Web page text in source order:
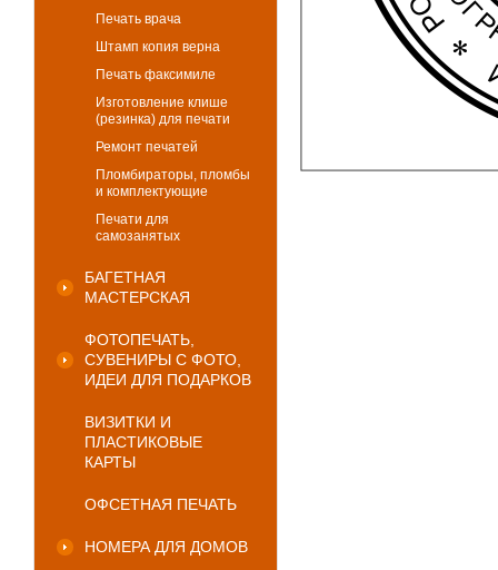
Печать врача
Штамп копия верна
Печать факсимиле
Изготовление клише
(резинка) для печати
Ремонт печатей
Пломбираторы, пломбы
и комплектующие
Печати для
самозанятых
БАГЕТНАЯ
МАСТЕРСКАЯ
ФОТОПЕЧАТЬ,
СУВЕНИРЫ С ФОТО,
ИДЕИ ДЛЯ ПОДАРКОВ
ВИЗИТКИ И
ПЛАСТИКОВЫЕ
КАРТЫ
ОФСЕТНАЯ ПЕЧАТЬ
НОМЕРА ДЛЯ ДОМОВ